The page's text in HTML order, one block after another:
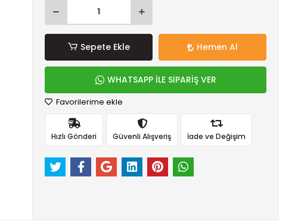
Sepete Ekle Hemen Al
WHATSAPP İLE SİPARİŞ VER
Favorilerime ekle
Hızlı Gönderi Güvenli Alışveriş İade ve Değişim